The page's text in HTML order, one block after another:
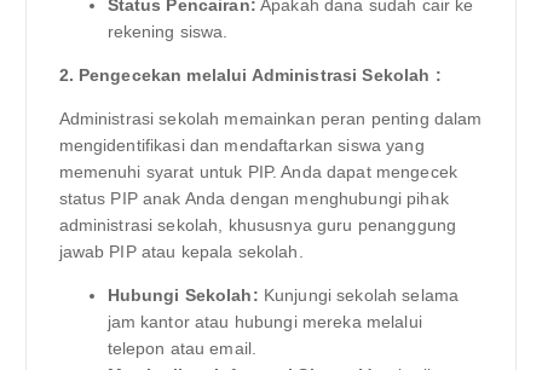
Status Pencairan: Apakah dana sudah cair ke
rekening siswa.
2. Pengecekan melalui Administrasi Sekolah :
Administrasi sekolah memainkan peran penting dalam
mengidentifikasi dan mendaftarkan siswa yang
memenuhi syarat untuk PIP. Anda dapat mengecek
status PIP anak Anda dengan menghubungi pihak
administrasi sekolah, khususnya guru penanggung
jawab PIP atau kepala sekolah.
Hubungi Sekolah: Kunjungi sekolah selama
jam kantor atau hubungi mereka melalui
telepon atau email.